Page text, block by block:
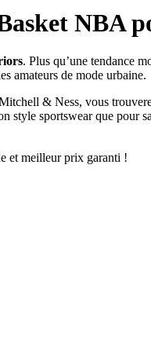
NBA
. Plus qu’une tendance
amateurs de mode urbaine.
& Ness, vous
style sportswear que
et meilleur prix garanti !